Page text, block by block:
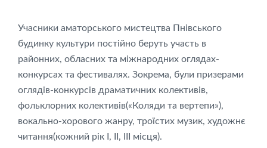
Учасники аматорського мистецтва Пнівського
будинку культури постійно беруть участь в
районних, обласних та міжнародних оглядах-
конкурсах та фестивалях. Зокрема, були призерами
оглядів-конкурсів драматичних колективів,
фольклорних колективів(«Коляди та вертепи»),
вокально-хорового жанру, троїстих музик, художнє
читання(кожний рік I, II, III місця).